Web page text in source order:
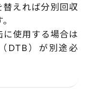
替えれば分別回収
使用する場合は
DTB）が別途必